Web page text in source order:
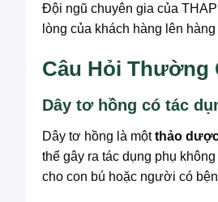
Đội ngũ chuyên gia của
lòng của khách hàng lên
Câu Hỏi Thường
Dây tơ hồng có tác
Dây tơ hồng là mộtthảo
thể gây ra tác dụng phụ
cho con bú hoặc người có